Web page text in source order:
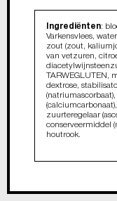
Ingrediënten:
Varkensvlees,
zout (zout,
van vetzuren,
TARWEGLUTEN,
dextrose,
zuurteregelaar
conserveermiddel
houtrook.